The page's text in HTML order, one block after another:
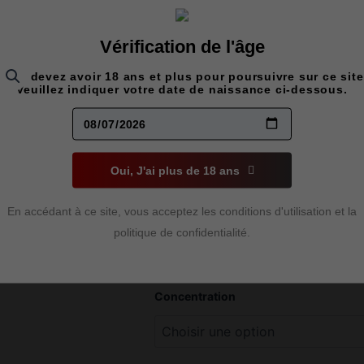
POP HIT
(BULL
21,00 $
Saveur énergique et fruitée, mêlant
Concentration
quantité
Vérification de l'âge
devez avoir 18 ans et plus pour poursuivre sur ce
Veuillez indiquer votre date de naissance ci-dessous.
Oui, J'ai plus de 18 ans
En accédant à ce site, vous acceptez les conditions d'utilisation et la
politique de confidentialité.